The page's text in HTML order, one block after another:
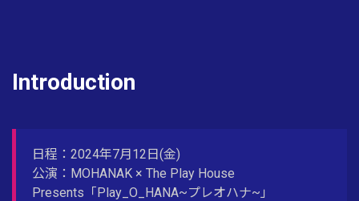
Introduction
日程：2024年7月12日(金)
公演：MOHANAK × The Play House
Presents「Play_O_HANA~プレオハナ~」